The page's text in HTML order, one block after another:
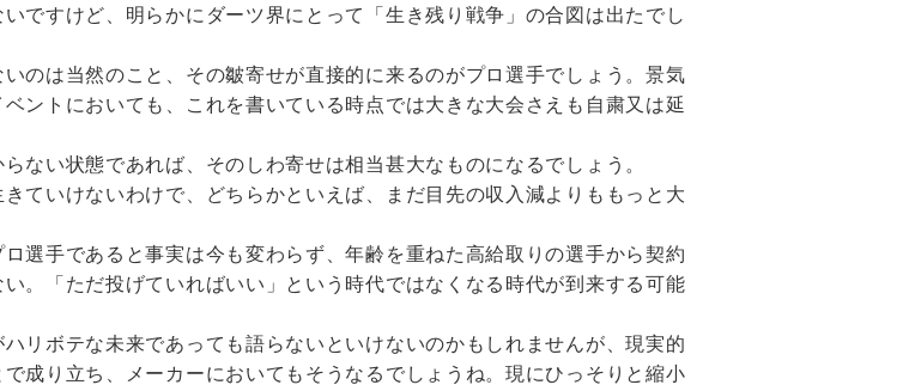
ですけど、明らかにダーツ界にとって「生き残り戦争」の合図は出たでし
のは当然のこと、その皺寄せが直接的に来るのがプロ選手でしょう。景気
ントにおいても、これを書いている時点では大きな大会さえも自粛又は延
ない状態であれば、そのしわ寄せは相当甚大なものになるでしょう。
ていけないわけで、どちらかといえば、まだ目先の収入減よりももっと大
選手であると事実は今も変わらず、年齢を重ねた高給取りの選手から契約
。「ただ投げていればいい」という時代ではなくなる時代が到来する可能
リボテな未来であっても語らないといけないのかもしれませんが、現実的
成り立ち、メーカーにおいてもそうなるでしょうね。現にひっそりと縮小